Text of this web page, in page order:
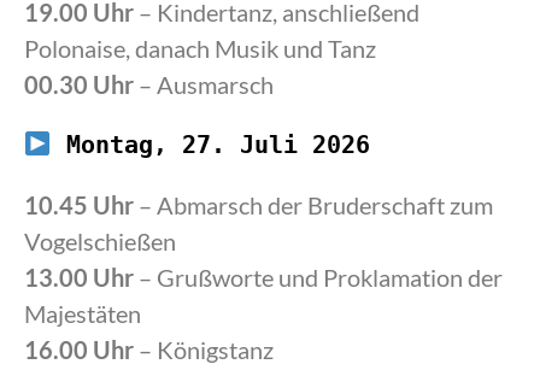
19.00 Uhr – Kindertanz, anschließend
Polonaise, danach Musik und Tanz
00.30 Uhr – Ausmarsch
Montag, 27. Juli 2026
10.45 Uhr – Abmarsch der Bruderschaft zum
Vogelschießen
13.00 Uhr – Grußworte und Proklamation der
Majestäten
16.00 Uhr – Königstanz